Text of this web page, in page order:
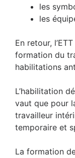
les
les
En retour,
formation du
habilitations
L’habilitation
vaut que pour
travailleur
temporaire et
La formation